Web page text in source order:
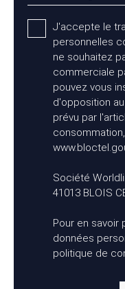
J'accepte le
personnelles
ne souhaitez
commerciale
pouvez vous
d'opposition
prévu par
Société
41013 BLOIS
Pour en savoir
données
politique de